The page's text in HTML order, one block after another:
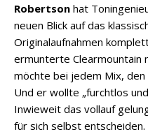
Robertson hat
neuen Blick auf das
Originalaufnahmen
ermunterte Clearmountain
möchte bei jedem Mix, den
Und er wollte „furchtlos
Inwieweit das vollauf
für sich selbst